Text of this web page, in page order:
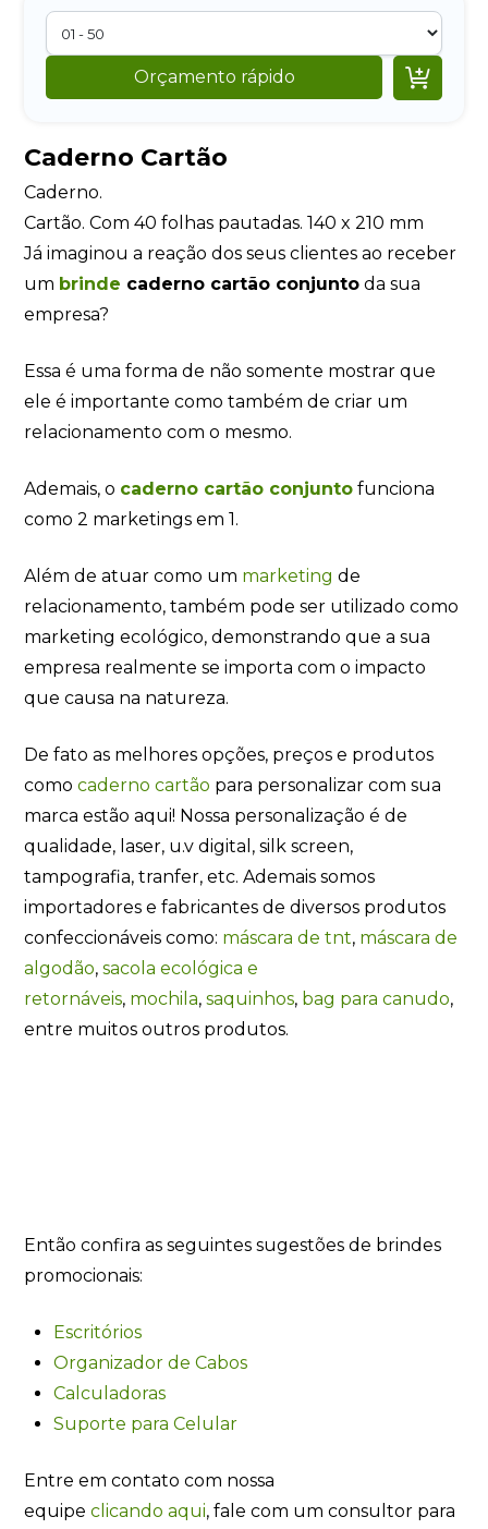
Orçamento rápido 
Caderno Cartão
Caderno.
Cartão. Com 40 folhas pautadas. 140 x 210 mm
Já imaginou a reação dos seus clientes ao receber
um brinde caderno cartão conjunto da sua
empresa?
Essa é uma forma de não somente mostrar que
ele é importante como também de criar um
relacionamento com o mesmo.
Ademais, o caderno cartão conjunto funciona
como 2 marketings em 1.
Além de atuar como um marketing de
relacionamento, também pode ser utilizado como
marketing ecológico, demonstrando que a sua
empresa realmente se importa com o impacto
que causa na natureza.
De fato as melhores opções, preços e produtos
comocaderno cartão para personalizar com sua
marca estão aqui! Nossa personalização é de
qualidade, laser, u.v digital, silk screen,
tampografia, tranfer, etc. Ademais somos
importadores e fabricantes de diversos produtos
confeccionáveis como: máscara de tnt, máscara de
algodão,sacola ecológica e
retornáveis, mochila,saquinhos, bag para canudo,
entre muitos outros produtos.
Então confira as seguintes sugestões de brindes
promocionais:
Escritórios
Organizador de Cabos
Calculadoras
Suporte para Celular
Entre em contato com nossa
equipeclicando aqui, fale com um consultor para